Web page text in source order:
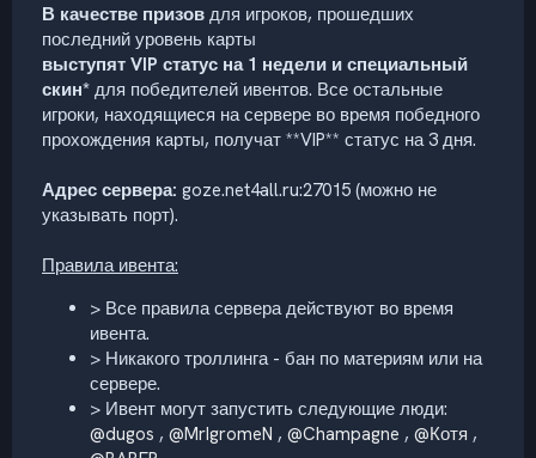
В качестве призов для игроков, прошедших
последний уровень карты
выступят VIP статус на 1 недели и специальный
скин* для победителей ивентов. Все остальные
игроки, находящиеся на сервере во время победного
прохождения карты, получат **VIP** статус на 3 дня.
Адрес сервера: goze.net4all.ru:27015 (можно не
указывать порт).
Правила ивента:
> Все правила сервера действуют во время
ивента.
> Никакого троллинга - бан по материям или на
сервере.
> Ивент могут запустить следующие люди:
@dugos , @MrIgromeN , @Champagne , @Котя ,